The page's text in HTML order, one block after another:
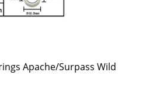
Apache/Surpass Wild